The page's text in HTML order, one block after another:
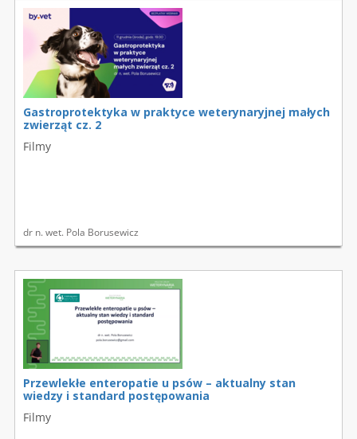
Gastroprotektyka w praktyce weterynaryjnej małych
zwierząt cz. 2
Filmy
dr n. wet. Pola Borusewicz
Przewlekłe enteropatie u psów – aktualny stan
wiedzy i standard postępowania
Filmy